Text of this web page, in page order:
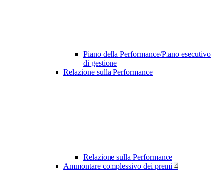
Piano della Performance/Piano esecutivo
di gestione
Relazione sulla Performance
Relazione sulla Performance
Ammontare complessivo dei premi 4